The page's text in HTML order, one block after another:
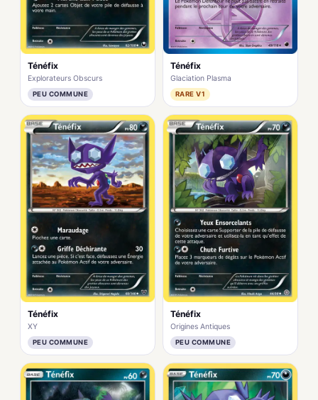
Ténéfix
Explorateurs Obscurs
PEU COMMUNE
Ténéfix
Glaciation Plasma
RARE V1
Ténéfix
XY
PEU COMMUNE
Ténéfix
Origines Antiques
PEU COMMUNE